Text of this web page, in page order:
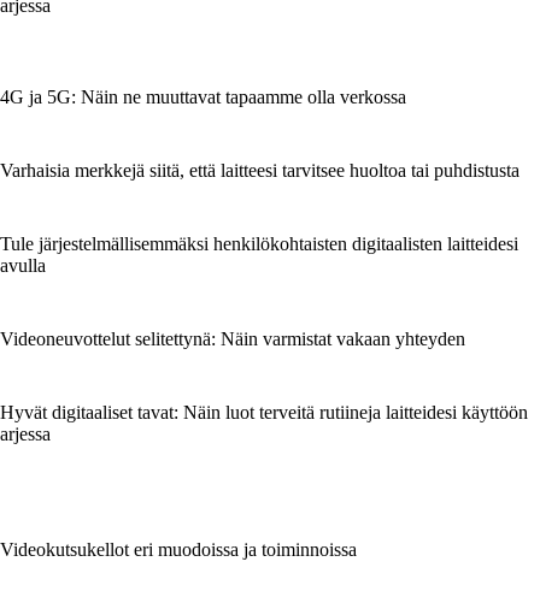
arjessa
4G ja 5G: Näin ne muuttavat tapaamme olla verkossa
Varhaisia merkkejä siitä, että laitteesi tarvitsee huoltoa tai puhdistusta
Tule järjestelmällisemmäksi henkilökohtaisten digitaalisten laitteidesi
avulla
Videoneuvottelut selitettynä: Näin varmistat vakaan yhteyden
Hyvät digitaaliset tavat: Näin luot terveitä rutiineja laitteidesi käyttöön
arjessa
Videokutsukellot eri muodoissa ja toiminnoissa